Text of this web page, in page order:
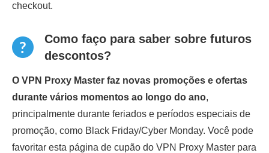
checkout.
Como faço para saber sobre futuros
descontos?
O VPN Proxy Master faz novas promoções e ofertas
durante vários momentos ao longo do ano,
principalmente durante feriados e períodos especiais de
promoção, como Black Friday/Cyber Monday. Você pode
favoritar esta página de cupão do VPN Proxy Master para